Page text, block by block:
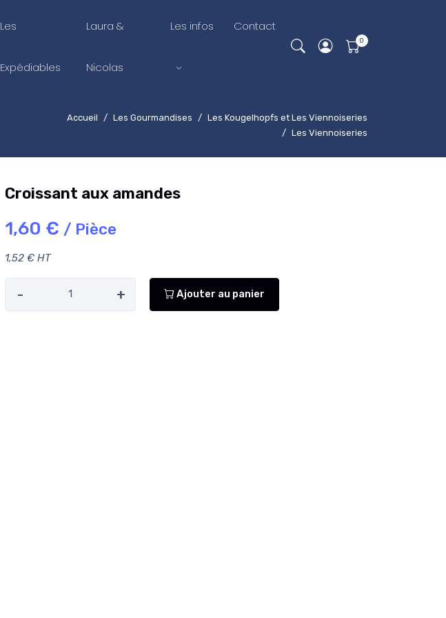
Les
Expédiables
Laura &
Nicolas
Les infos Contact
Accueil Les Gourmandises
Les Kougelhopfs et Les Viennoiseries
Les Viennoiseries
Croissant aux amandes
1,60 € / Pièce
1,52 € HT
- + Ajouter au panier